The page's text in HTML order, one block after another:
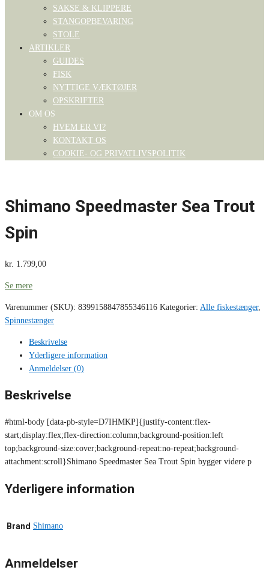
SAKSE & KLIPPERE
STANGOPBEVARING
STOLE
ARTIKLER
GUIDES
FISK
NYTTIGE VÆKTØJER
OPSKRIFTER
OM OS
HVEM ER VI?
KONTAKT OS
COOKIE- OG PRIVATLIVSPOLITIK
Shimano Speedmaster Sea Trout
Spin
kr. 1.799,00
Se mere
Varenummer (SKU): 8399158847855346116 Kategorier: Alle fiskestænger,
Spinnestænger
Beskrivelse
Yderligere information
Anmeldelser (0)
Beskrivelse
#html-body [data-pb-style=D7IHMKP]{justify-content:flex-
start;display:flex;flex-direction:column;background-position:left
top;background-size:cover;background-repeat:no-repeat;background-
attachment:scroll}Shimano Speedmaster Sea Trout Spin bygger videre p
Yderligere information
Brand Shimano
Anmeldelser